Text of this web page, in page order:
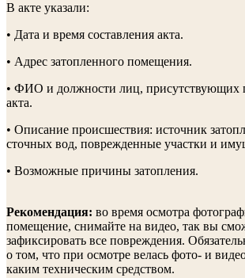
В акте указали:
• Дата и время составления акта.
• Адрес затопленного помещения.
• ФИО и должности лиц, присутствующих
акта.
• Описание происшествия: источник
сточных вод, поврежденные участки и
• Возможные причины затопления.
Рекомендация: во время осмотра
помещение, снимайте на видео, так вы
зафиксировать все повреждения.
о том, что при осмотре велась фото- и
каким техническим средством.